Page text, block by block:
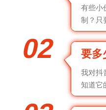
有些小
制？只
02 要多
我对抖
知道它